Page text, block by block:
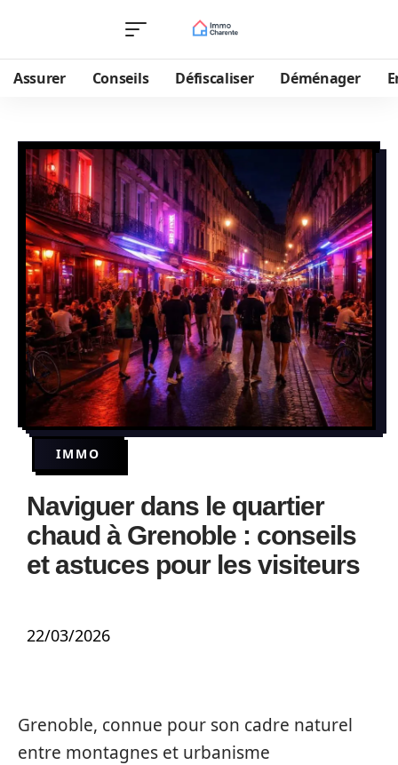
Assurer Conseils Défiscaliser Déménager
IMMO
Naviguer dans le quartier
chaud à Grenoble : conseils
et astuces pour les visiteurs
22/03/2026
Grenoble, connue pour son cadre naturel
entre montagnes et urbanisme